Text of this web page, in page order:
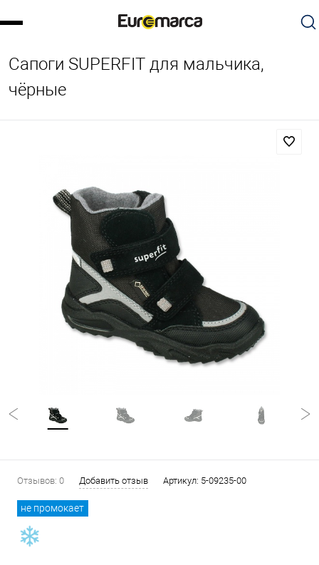
Сапоги SUPERFIT для мальчика,
чёрные
Отзывов: 0 Добавить отзыв Артикул: 5-09235-00
не промокает